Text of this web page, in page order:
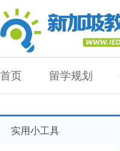
首页 留学规划
实用小工具